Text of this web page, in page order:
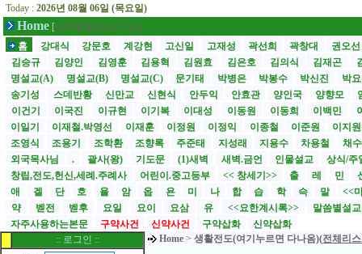
Today : 2026년 08월 06일 (목요일)
Home [새벽생활전도(17일)]
홈
강대식 강문호 계강현 고신일 고재성 곽선희 곽창대
권오
김승규
김양인 김영훈 김용혁 김원효 김은호 김의식 김재곤
명설교(A)
명설교(B) 명설교(C) 문기태 박병은 박봉수 박신진
박
송기성
스데반황 신만교 신현식 안두익 안효관 양인국 양향모
이건기
이국진 이규현 이기복 이대성 이동원 이동희 이백민
이일기
이재철.박영선 이재훈 이정원 이정익 이종철 이준원
이지
조영식
조용기 조학환 조향록 주준태 지성래 지용수 차용철
채
외국목사님
. 괄사(왕) 기도문 (1)새벽 새벽.금언 인물설교
상식/주
창립,전도,헌신,세례.주례사
어린이.중고등부 << 창세기>> 출 레 민
애
겔 단 호 욜 암 옵 욘 미 나 합 습 학 슥 말
<<
약
벧전 벧후 요일 요이 요삼 유 <<요한계시록>>
말씀별설
자주사용하는본문
구약사건 신약사건 구약삽화
신약삽화
:: 로그인 ::
Home > 생활전도(여기누르면 다나옴)(전체리